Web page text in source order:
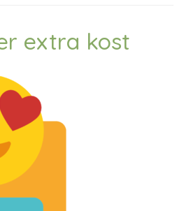
extra kost